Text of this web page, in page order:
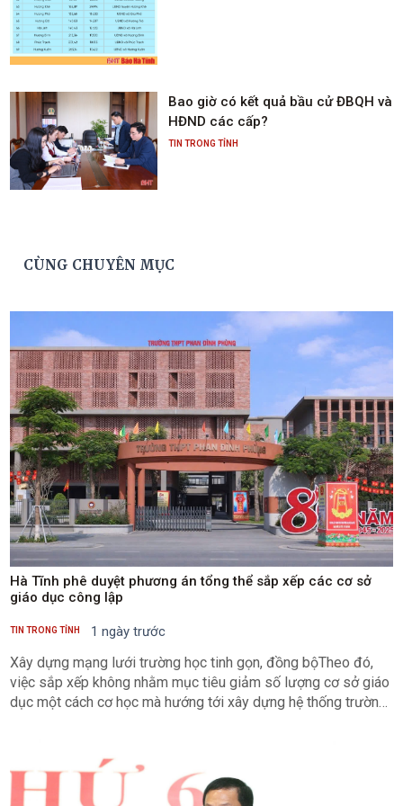
Bao giờ có kết quả bầu cử ĐBQH và
HĐND các cấp?
TIN TRONG TỈNH
CÙNG CHUYÊN MỤC
Hà Tĩnh phê duyệt phương án tổng thể sắp xếp các cơ sở
giáo dục công lập
TIN TRONG TỈNH 1 ngày trước
Xây dựng mạng lưới trường học tinh gọn, đồng bộTheo đó,
việc sắp xếp không nhằm mục tiêu giảm số lượng cơ sở giáo
dục một cách cơ học mà hướng tới xây dựng hệ thống trường
đảm quyền học tập của học sinh, nâng cao chất lượng giáo
dục và phát triển bền vững.Phương án được xây dựng trên cơ
sở rà soát toàn diện mạng lưới các cơ sở giáo dục, quy mô